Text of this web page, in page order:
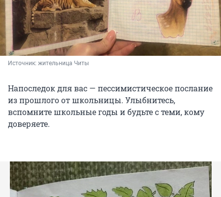
Источник: жительница Читы
Напоследок для вас — пессимистическое послание
из прошлого от школьницы. Улыбнитесь,
вспомните школьные годы и будьте с теми, кому
доверяете.